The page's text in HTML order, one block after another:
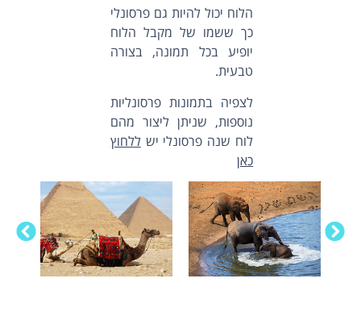
הלוח יכול להיות גם פרסונלי
כך ששמו של מקבל הלוח
יופיע בכל תמונה, בצורה
טבעית.
לצפיה בתמונות פרסונליות
נוספות, שניתן ליצור מהם
לוח שנה פרסונלי ישללחוץ
כאן